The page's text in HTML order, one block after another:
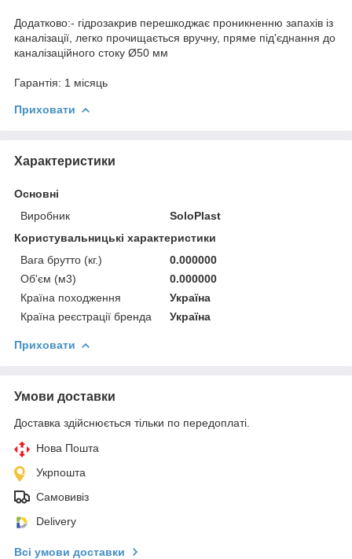
Додатково:- гідрозакрив перешкоджає проникненню запахів із
каналізації, легко прочищається вручну, пряме під'єднання до
каналізаційного стоку Ø50 мм
Гарантія: 1 місяць
Приховати
Характеристики
Основні
Виробник
SoloPlast
Користувальницькі характеристики
Вага брутто (кг.)
0.000000
Об'єм (м3)
0.000000
Країна походження
Україна
Країна реєстрації бренда
Україна
Приховати
Умови доставки
Доставка здійснюється тільки по передоплаті.
Нова Пошта
Укрпошта
Самовивіз
Delivery
Всі умови доставки